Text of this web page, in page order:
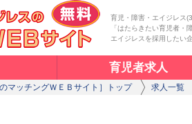
育児・障害・エイジレス
「はたらきたい育児者・
エイジレスを採用したい
育児者求人
マッチングＷＥＢサイト］トップ 求人一覧